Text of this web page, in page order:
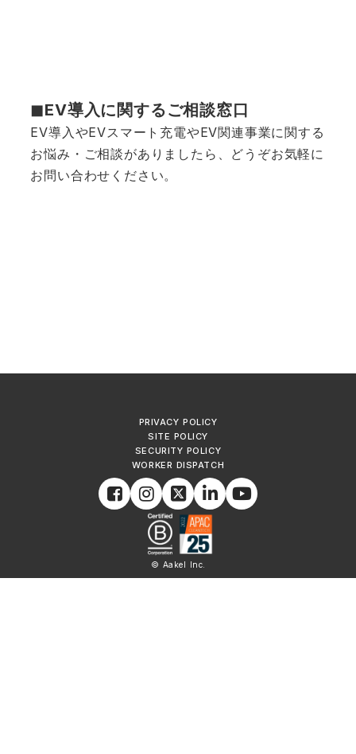
◼︎EV導入に関するご相談窓口
EV導入やEVスマート充電やEV関連事業に関する
お悩み・ご相談がありましたら、どうぞお気軽に
お問い合わせください。
PRIVACY POLICY
SITE POLICY
SECURITY POLICY
WORKER DISPATCH
© Aakel Inc.